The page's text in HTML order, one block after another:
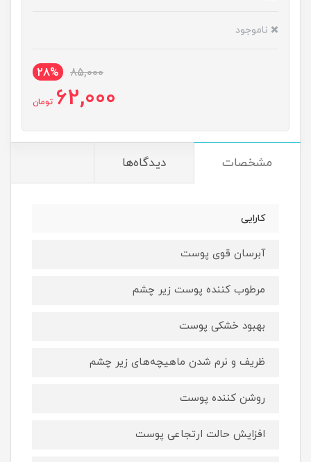
ناموجود
85,000
28%
62,000 تومان
مشخصات دیدگاه‌ها
کارایی
آبرسان قوی پوست
مرطوب کننده پوست زیر چشم
بهبود خشکی پوست
ظریف و نرم شدن ماهیچه‌های زیر چشم
روشن کننده پوست
افزایش حالت ارتجاعی پوست